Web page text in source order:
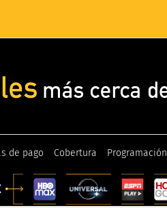
de pago Cobertura Programación